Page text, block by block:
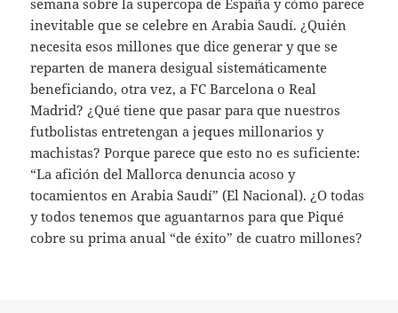
inevitable que se celebre en Arabia Saudí. ¿Quién
necesita esos millones que dice generar y que se
reparten de manera desigual sistemáticamente
beneficiando, otra vez, a FC Barcelona o Real
Madrid? ¿Qué tiene que pasar para que nuestros
futbolistas entretengan a jeques millonarios y
machistas? Porque parece que esto no es suficiente:
“La afición del Mallorca denuncia acoso y
tocamientos en Arabia Saudí” (El Nacional). ¿O todas
y todos tenemos que aguantarnos para que Piqué
cobre su prima anual “de éxito” de cuatro millones?